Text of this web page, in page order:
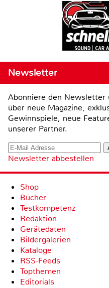
Newsletter
Abonniere den Newsletter
über neue Magazine,
Gewinnspiele, neue
unserer Partner.
Newsletter abbestellen
Shop
Bücher
Testkompetenz
Redaktion
Gerätedaten
Bildergalerien
Kataloge
RSS-Feeds
Topthemen
Editorials